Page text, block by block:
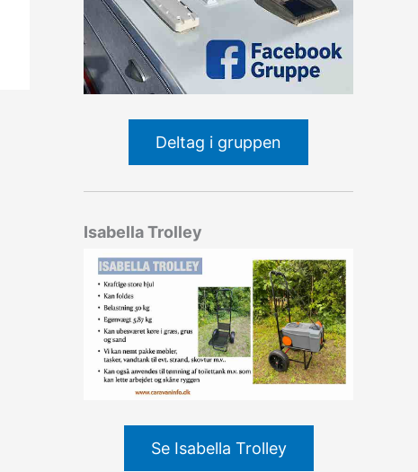
Deltag i gruppen
Isabella Trolley
Se Isabella Trolley